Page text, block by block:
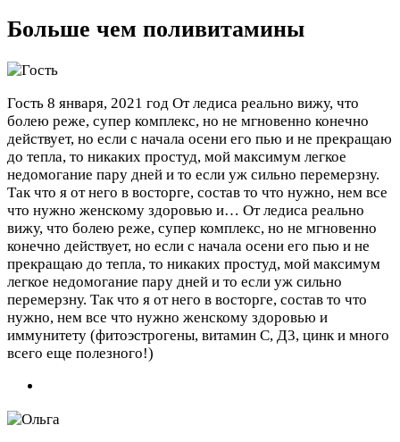
Больше чем поливитамины
Гость 8 января, 2021 год От ледиса реально вижу, что
болею реже, супер комплекс, но не мгновенно конечно
действует, но если с начала осени его пью и не прекращаю
до тепла, то никаких простуд, мой максимум легкое
недомогание пару дней и то если уж сильно перемерзну.
Так что я от него в восторге, состав то что нужно, нем все
что нужно женскому здоровью и… От ледиса реально
вижу, что болею реже, супер комплекс, но не мгновенно
конечно действует, но если с начала осени его пью и не
прекращаю до тепла, то никаких простуд, мой максимум
легкое недомогание пару дней и то если уж сильно
перемерзну. Так что я от него в восторге, состав то что
нужно, нем все что нужно женскому здоровью и
иммунитету (фитоэстрогены, витамин С, Д3, цинк и много
всего еще полезного!)